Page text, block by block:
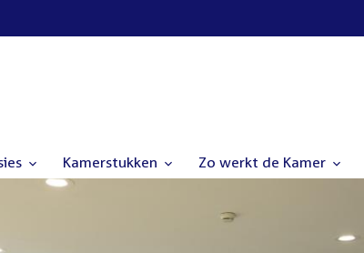
Kamerstukken Zo werkt de Kamer